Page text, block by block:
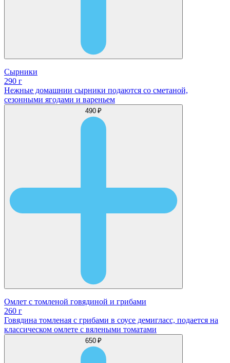
Сырники
290 г
Нежные домашнии сырники подаются со сметаной,
сезонными ягодами и вареньем
490 ₽
Омлет с томленой говядиной и грибами
260 г
Говядина томленая с грибами в соусе демигласс, подается на
классическом омлете с вялеными томатами
650 ₽